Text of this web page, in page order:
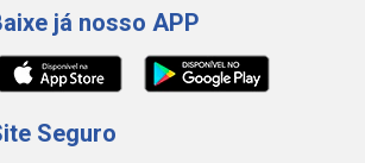
já nosso APP
Seguro